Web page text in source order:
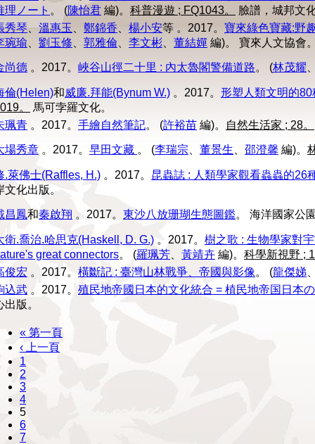
理ノート 。 (陳怡君 編)。 科普漫遊 ; FQ1043。
臉譜，城邦文
秀琴、 溫惠玉 鄭錦香 楊小安等 。2017。 寶來綠色寶藏:野
琬瑜
劉玉修 郭雅倫 李文彬 董結嬋 編)。 寶來人文協會
尚德 。2017。 峽谷山徑二十里 : 內太魯閣警備道路。 (林茂耀
倫(Helen)和威廉.拜能(Bynum W.) 。2017。 形塑人類文明的
。
馬可孛羅文化。
珮青 。2017。 手繪自然筆記。 (許裕苗 編)。 自然生活家 ; 28。
場秀章 。2017。 早田文藏 。 (李瑞宗 董景生 邵澄馨 編)。
.萊佛士(Raffles, H.) 。2017。 昆蟲誌 : 人類學家觀看蟲蟲的26
文化出版。
昌鳳和秦啟翔 。2017。 東沙八放珊瑚生態圖鑑。 海洋國家公
衛.喬治.哈思克(Haskell, D. G.) 。2017。 樹之歌 : 生物學家對
great connectors。 (羅珮芳 黃靖卉 編)。 科學新視野 ;
俊宏 。2017。 橫斷記 : 臺灣山林戰爭、帝國與影像。 (龍傑娣
込武 。2017。 殖民地帝國日本的文化統合 = 植民地帝国日本
出版。
« 第一頁
‹ 上一頁
1
2
3
4
5
6
7